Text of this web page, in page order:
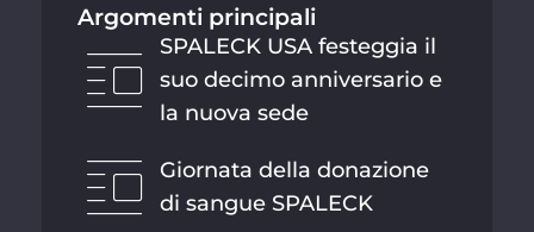
Argomenti principali
SPALECK USA festeggia il
suo decimo anniversario e
la nuova sede
Giornata della donazione
di sangue SPALECK